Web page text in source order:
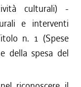
culturali) -
e interventi
n. 1 (Spese
della spesa del